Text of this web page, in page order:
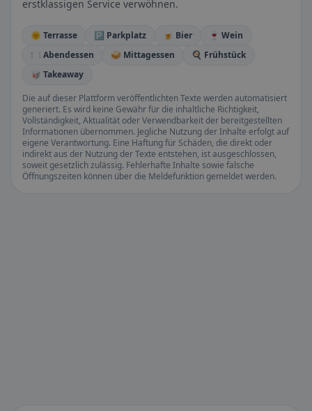
erstklassigen Service verwöhnen.
🌞 Terrasse 🅿️ Parkplatz 🍺 Bier
🍷 Wein
🍽️ Abendessen
🥪 Mittagessen
🍳 Frühstück
🥡 Takeaway
Die auf dieser Plattform veröffentlichten Texte werden automatisiert
generiert. Es wird keine Gewähr für die inhaltliche Richtigkeit,
Vollständigkeit, Aktualität oder Verwendbarkeit der bereitgestellten
Informationen übernommen. Jegliche Nutzung der Inhalte erfolgt auf
eigene Verantwortung. Eine Haftung für Schäden, die direkt oder
indirekt aus der Nutzung der Texte entstehen, ist ausgeschlossen,
soweit gesetzlich zulässig. Fehlerhafte Inhalte sowie falsche
Öffnungszeiten können über die Meldefunktion gemeldet werden.